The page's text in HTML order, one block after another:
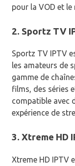
pour la VOD et le
2. Sportz TV
Sportz TV IPTV
les amateurs de
gamme de
films, des séries
compatible avec
expérience de
3. Xtreme HD
Xtreme HD IPTV